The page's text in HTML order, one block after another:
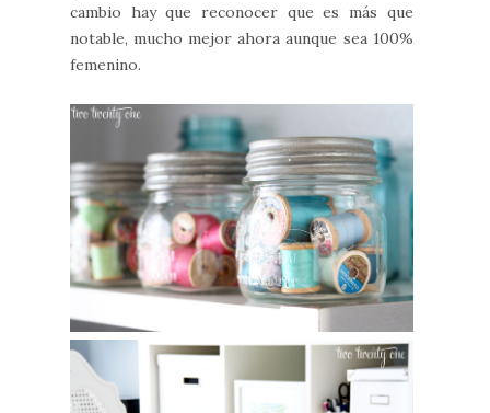
cambio hay que reconocer que es más que
notable, mucho mejor ahora aunque sea 100%
femenino.